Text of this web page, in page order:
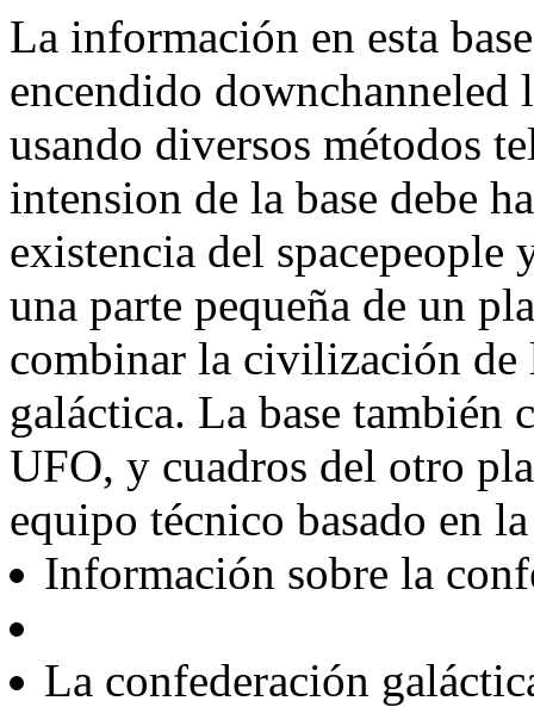
La información en esta
encendido downchanneled
usando diversos métodos
intension de la base debe
existencia del spacepeople
una parte pequeña de un
combinar la civilización
galáctica. La base también
UFO, y cuadros del otro
equipo técnico basado en
Información sobre la
La confederación